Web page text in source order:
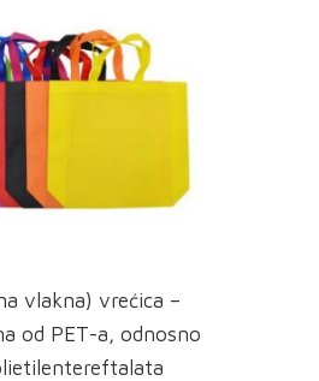
vlakna) vrećica –
od PET-a, odnosno